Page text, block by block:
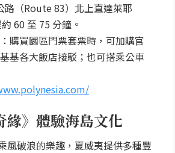
路（Route 83）北上直達萊耶
約 60 至 75 分鐘。
購買園區門票套票時，可加購官
基各大飯店接駁；也可搭乘公車
緣》體驗海島文化
風破浪的樂趣，夏威夷提供多種豐